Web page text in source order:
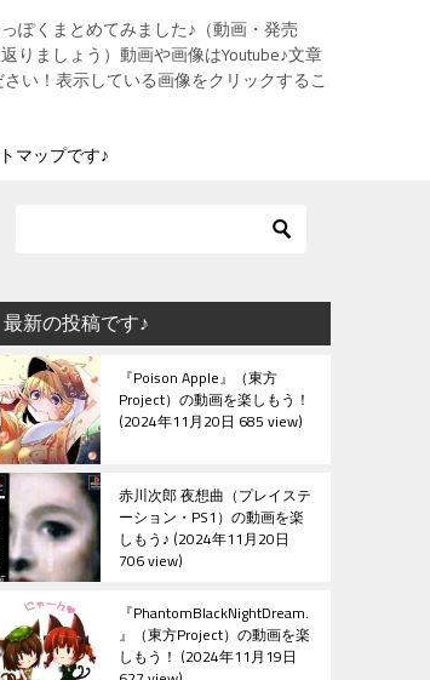
ぽくまとめてみました♪（動画・発売
りましょう）動画や画像はYoutube♪文章
い！表示している画像をクリックするこ
マップです♪
最新の投稿です♪
『Poison Apple』（東方
Project）の動画を楽しもう！
2024年11月20日 685 view
赤川次郎 夜想曲（プレイステ
ーション・PS1）の動画を楽
しもう♪ 2024年11月20日
706 view
『PhantomBlackNightDream.
』（東方Project）の動画を楽
しもう！ 2024年11月19日